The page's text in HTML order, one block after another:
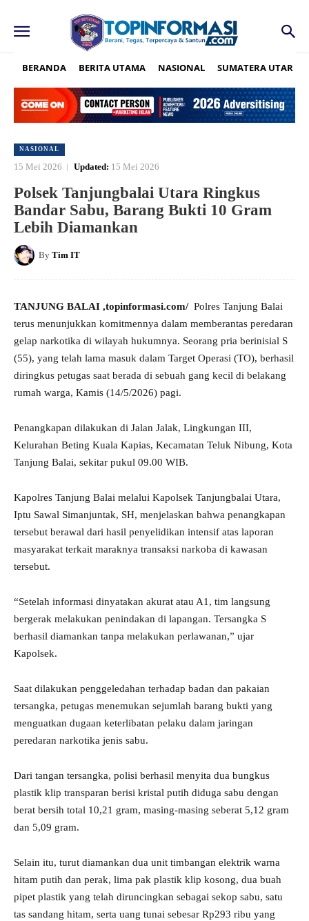
BERANDA BERITA UTAMA NASIONAL SUMATERA UTARA
NASIONAL
15 Mei 2026 Updated: 15 Mei 2026
Polsek Tanjungbalai Utara Ringkus
Bandar Sabu, Barang Bukti 10 Gram
Lebih Diamankan
By Tim IT
TANJUNG BALAI ,topinformasi.com/Polres Tanjung Balai
terus menunjukkan komitmennya dalam memberantas peredaran
gelap narkotika di wilayah hukumnya. Seorang pria berinisial S
(55), yang telah lama masuk dalam Target Operasi (TO), berhasil
diringkus petugas saat berada di sebuah gang kecil di belakang
rumah warga, Kamis (14/5/2026) pagi.
Penangkapan dilakukan di Jalan Jalak, Lingkungan III,
Kelurahan Beting Kuala Kapias, Kecamatan Teluk Nibung, Kota
Tanjung Balai, sekitar pukul 09.00 WIB.
Kapolres Tanjung Balai melalui Kapolsek Tanjungbalai Utara,
Iptu Sawal Simanjuntak, SH, menjelaskan bahwa penangkapan
tersebut berawal dari hasil penyelidikan intensif atas laporan
masyarakat terkait maraknya transaksi narkoba di kawasan
tersebut.
“Setelah informasi dinyatakan akurat atau A1, tim langsung
bergerak melakukan penindakan di lapangan. Tersangka S
berhasil diamankan tanpa melakukan perlawanan,” ujar
Kapolsek.
Saat dilakukan penggeledahan terhadap badan dan pakaian
tersangka, petugas menemukan sejumlah barang bukti yang
menguatkan dugaan keterlibatan pelaku dalam jaringan
peredaran narkotika jenis sabu.
Dari tangan tersangka, polisi berhasil menyita dua bungkus
plastik klip transparan berisi kristal putih diduga sabu dengan
berat bersih total 10,21 gram, masing-masing seberat 5,12 gram
dan 5,09 gram.
Selain itu, turut diamankan dua unit timbangan elektrik warna
hitam putih dan perak, lima pak plastik klip kosong, dua buah
pipet plastik yang telah diruncingkan sebagai sekop sabu, satu
tas sandang hitam, serta uang tunai sebesar Rp293 ribu yang